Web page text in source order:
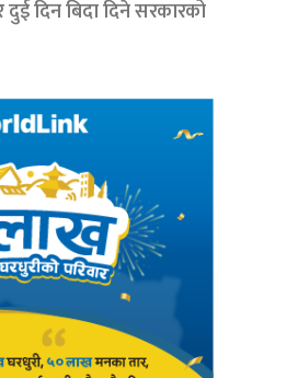
दिन बिदा दिने सरकारको